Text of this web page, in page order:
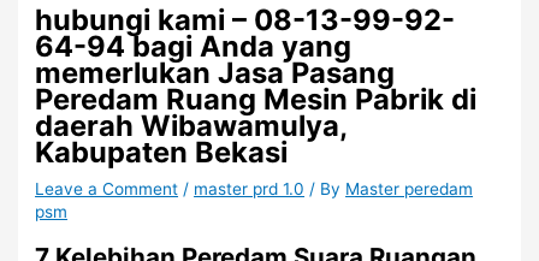
hubungi kami – 08-13-99-92-
64-94 bagi Anda yang
memerlukan Jasa Pasang
Peredam Ruang Mesin Pabrik di
daerah Wibawamulya,
Kabupaten Bekasi
Leave a Comment / master prd 1.0 / By Master peredam
psm